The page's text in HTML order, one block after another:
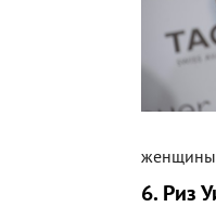
женщины
6. Риз